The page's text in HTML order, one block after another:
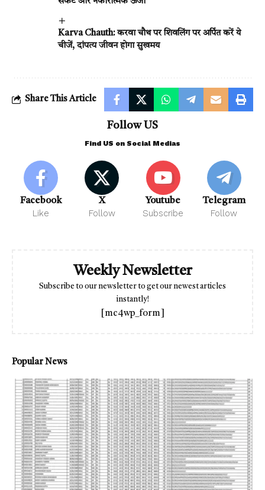
Karva Chauth: करवा चौथ पर शिवलिंग पर अर्पित करें ये
चीजें, दांपत्य जीवन होगा सुखमय
Share This Article
Follow US
Find US on Social Medias
Facebook
Like
X
Follow
Youtube
Subscribe
Telegram
Follow
Weekly Newsletter
Subscribe to our newsletter to get our newest articles
instantly!
[mc4wp_form]
Popular News